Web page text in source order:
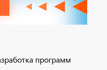
программ